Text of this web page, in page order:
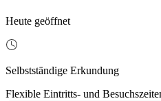
Heute geöffnet
Selbstständige Erkundung
Flexible Eintritts- und